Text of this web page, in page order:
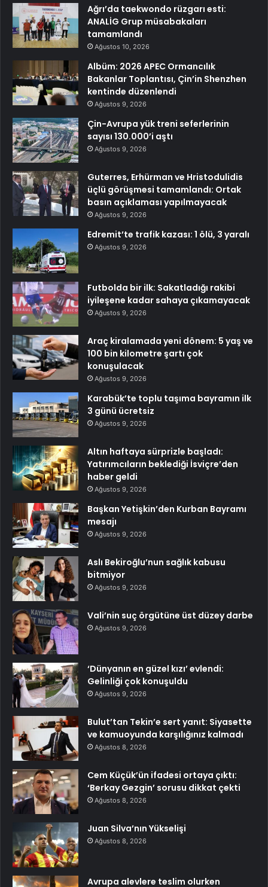
Ağrı’da taekwondo rüzgarı esti:
ANALİG Grup müsabakaları
tamamlandı
Ağustos 10, 2026
Albüm: 2026 APEC Ormancılık
Bakanlar Toplantısı, Çin’in Shenzhen
kentinde düzenlendi
Ağustos 9, 2026
Çin-Avrupa yük treni seferlerinin
sayısı 130.000’i aştı
Ağustos 9, 2026
Guterres, Erhürman ve Hristodulidis
üçlü görüşmesi tamamlandı: Ortak
basın açıklaması yapılmayacak
Ağustos 9, 2026
Edremit’te trafik kazası: 1 ölü, 3 yaralı
Ağustos 9, 2026
Futbolda bir ilk: Sakatladığı rakibi
iyileşene kadar sahaya çıkamayacak
Ağustos 9, 2026
Araç kiralamada yeni dönem: 5 yaş ve
100 bin kilometre şartı çok
konuşulacak
Ağustos 9, 2026
Karabük’te toplu taşıma bayramın ilk
3 günü ücretsiz
Ağustos 9, 2026
Altın haftaya sürprizle başladı:
Yatırımcıların beklediği İsviçre’den
haber geldi
Ağustos 9, 2026
Başkan Yetişkin’den Kurban Bayramı
mesajı
Ağustos 9, 2026
Aslı Bekiroğlu’nun sağlık kabusu
bitmiyor
Ağustos 9, 2026
Vali’nin suç örgütüne üst düzey darbe
Ağustos 9, 2026
‘Dünyanın en güzel kızı’ evlendi:
Gelinliği çok konuşuldu
Ağustos 9, 2026
Bulut’tan Tekin’e sert yanıt: Siyasette
ve kamuoyunda karşılığınız kalmadı
Ağustos 8, 2026
Cem Küçük’ün ifadesi ortaya çıktı:
‘Berkay Gezgin’ sorusu dikkat çekti
Ağustos 8, 2026
Juan Silva’nın Yükselişi
Ağustos 8, 2026
Avrupa alevlere teslim olurken